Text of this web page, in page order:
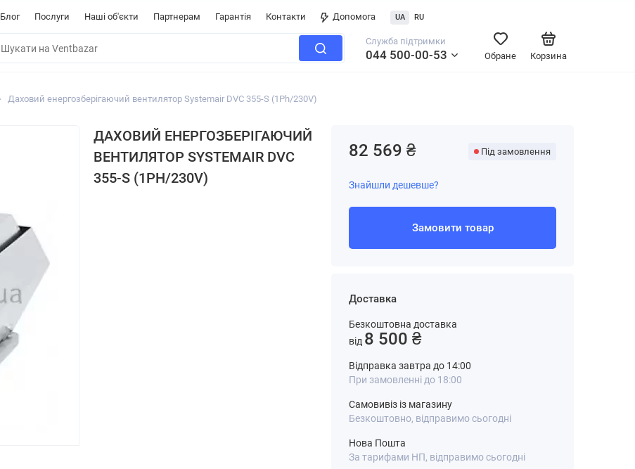
Блог Послуги Наші об'єкти Партнерам Гарантія Контакти Допомога UA RU
Служба підтримки
044 500-00-53 Корзина
Обране
Даховий енергозберігаючий вентилятор Systemair DVC 355-S (1Ph/230V)
ДАХОВИЙ ЕНЕРГОЗБЕРІГАЮЧИЙ
ВЕНТИЛЯТОР SYSTEMAIR DVC
355-S (1PH/230V)
82 569 ₴ Під замовлення
Знайшли дешевше?
Замовити товар
Доставка
Безкоштовна доставка
від 8 500 ₴
Відправка завтра до 14:00
При замовленні до 18:00
Самовивіз із магазину
Безкоштовно, відправимо сьогодні
Нова Пошта
За тарифами НП, відправимо сьогодні